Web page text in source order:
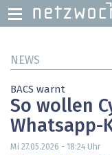
zumNEWS
BACS warnt
So wollen
Whatsapp-
Mi 27.05.2026 - 18:24 Uhr